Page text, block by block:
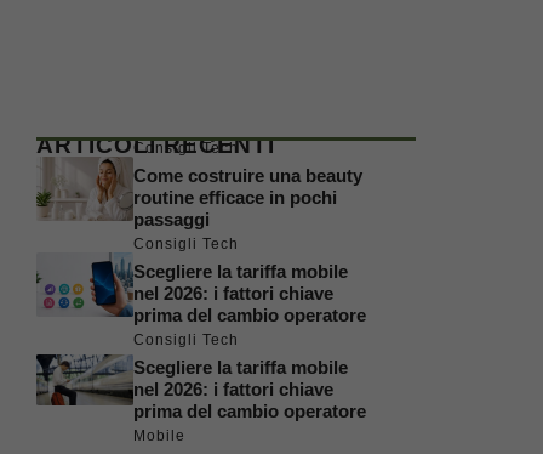
ARTICOLI RECENTI
Consigli Tech
Come costruire una beauty
routine efficace in pochi
passaggi
Consigli Tech
Scegliere la tariffa mobile
nel 2026: i fattori chiave
prima del cambio operatore
Consigli Tech
Scegliere la tariffa mobile
nel 2026: i fattori chiave
prima del cambio operatore
Mobile